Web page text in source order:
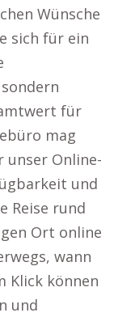
Wünsche
sich für ein
für
mag
unser Online-
und
Reise rund
Ort online
wann
Klick können
und